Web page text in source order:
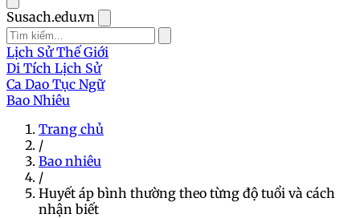
Susach.edu.vn
Lịch Sử Thế Giới
Di Tích Lịch Sử
Ca Dao Tục Ngữ
Bao Nhiêu
Trang chủ
/
Bao nhiêu
/
Huyết áp bình thường theo từng độ tuổi và cách
nhận biết